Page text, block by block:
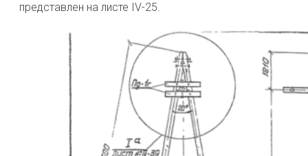
представлен на листе IV-25.